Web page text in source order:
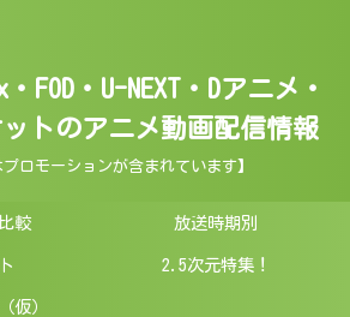
FOD・U-NEXT・Dアニメ・
トのアニメ動画配信情報
プロモーションが含まれています】
較 放送時期別
2.5次元特集！
仮）